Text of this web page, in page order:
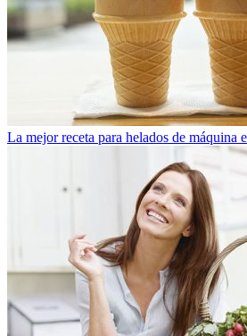
La mejor receta para helados de máquina